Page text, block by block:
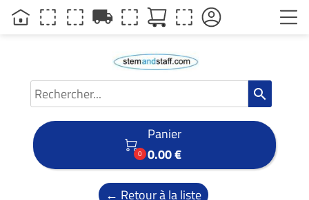
search

0
Panier
0.00 €
← Retour à la liste
local_shipping